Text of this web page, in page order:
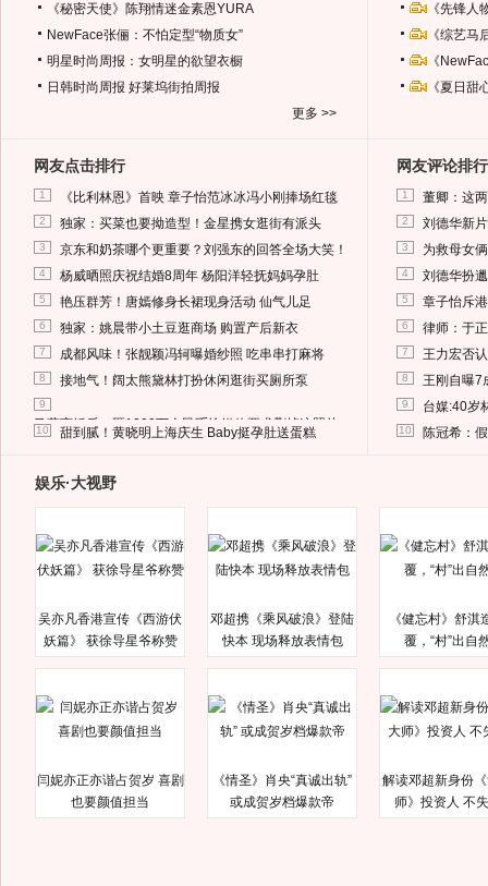
《秘密天使》陈翔情迷金素恩YURA
NewFace张俪：不怕定型“物质女”
明星时尚周报：女明星的欲望衣橱
日韩时尚周报 好莱坞街拍周报
更多 >>
《先锋
《综艺
《
《夏日
网友点击排行
1 《比利林恩》首映 章子怡范冰冰冯小刚捧场红毯
2 独家：买菜也要拗造型！金星携女逛街有派头
3 京东和奶茶哪个更重要？刘强东的回答全场大笑！
4 杨威晒照庆祝结婚8周年 杨阳洋轻抚妈妈孕肚
5 艳压群芳！唐嫣修身长裙现身活动 仙气儿足
6 独家：姚晨带小土豆逛商场 购置产后新衣
7 成都风味！张靓颖冯轲曝婚纱照 吃串串打麻将
8 接地气！阔太熊黛林打扮休闲逛街买厕所泵
9
马蓉离婚后，砸1000万人民币给媒体要求删掉这照片
10 甜到腻！黄晓明上海庆生 Baby挺孕肚送蛋糕
网友评论排行
1 董卿：这
2 刘德华新
3 为救母女
4 刘德华扮
5 章子怡斥
6 律师：于
7 王力宏否
8 王刚自曝7
9 台媒:40岁
10 陈冠希：
娱乐·大视野
吴亦凡香港宣传《西游伏
妖篇》 获徐导星爷称赞
邓超携《乘风破浪》登陆
快本 现场释放表情包
《健忘村》舒淇
覆，“村”出自
闫妮亦正亦谐占贺岁 喜剧
也要颜值担当
《情圣》肖央“真诚出轨”
或成贺岁档爆款帝
解读邓超新身份
师》投资人 不